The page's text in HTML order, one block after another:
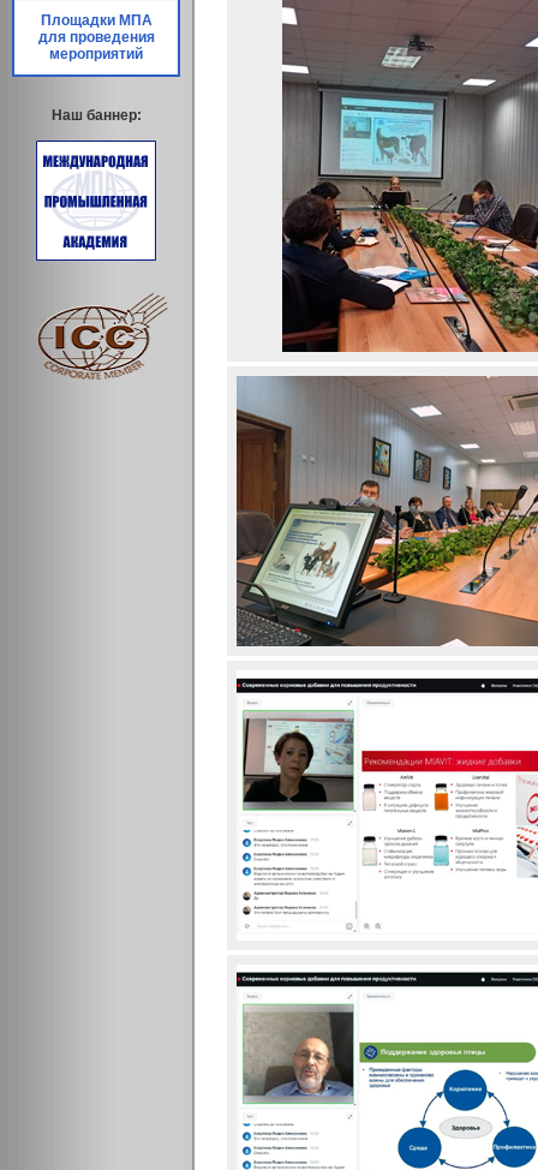
Площадки МПА
для проведения
мероприятий
Наш баннер: